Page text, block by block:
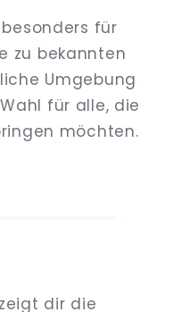
für
zu bekannten
Umgebung
für alle, die
möchten.
dir die